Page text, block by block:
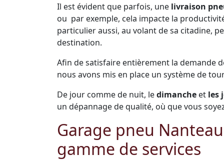
Il est évident que parfois, une livraison
ou par exemple, cela impacte la
particulier aussi, au volant de sa citadine,
destination.
Afin de satisfaire entièrement la demande
nous avons mis en place un système de
De jour comme de nuit, ledimanche et les
un dépannage de qualité, où que vous
Garage pneu
gamme de services